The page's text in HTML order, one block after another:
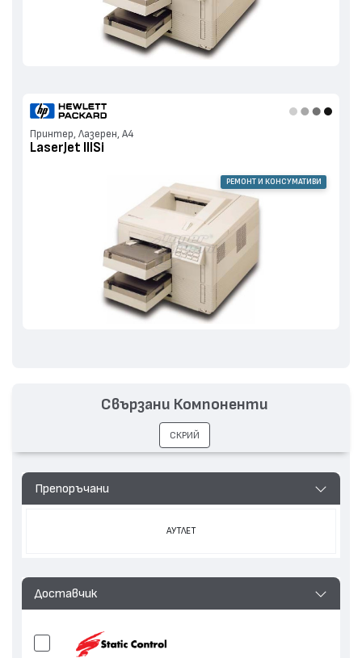
Принтер, Лазерен, А4
LaserJet IIISi
РЕМОНТ И КОНСУМАТИВИ
Препоръчани
АУТЛЕТ
Доставчик
Свързани Компоненти
СКРИЙ